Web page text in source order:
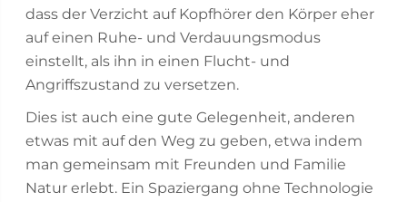
dass der Verzicht auf Kopfhörer den Körper eher
auf einen Ruhe- und Verdauungsmodus
einstellt, als ihn in einen Flucht- und
Angriffszustand zu versetzen.
Dies ist auch eine gute Gelegenheit, anderen
etwas mit auf den Weg zu geben, etwa indem
man gemeinsam mit Freunden und Familie
Natur erlebt. Ein Spaziergang ohne Technologie